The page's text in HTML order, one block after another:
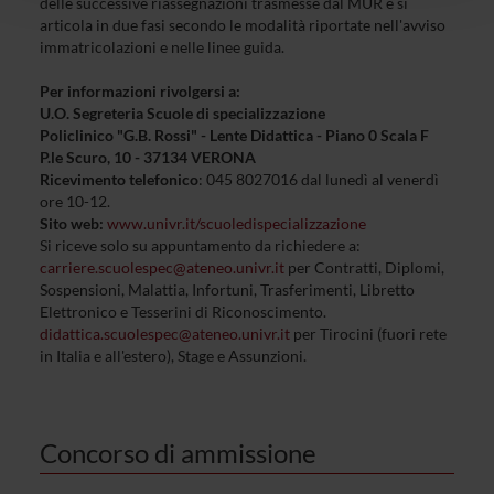
con altre informazioni che hai fornito loro o che hanno
raccolto dal tuo utilizzo dei loro servizi.
articola in due fasi secondo le modalità riportate nell'avviso
immatricolazioni e nelle linee guida.
Per informazioni rivolgersi a:
U.O. Segreteria Scuole di specializzazione
Policlinico "G.B. Rossi" - Lente Didattica - Piano 0 Scala F
P.le Scuro, 10 - 37134 VERONA
Ricevimento telefonico: 045 8027016 dal lunedì al venerdì
ore 10-12.
Sito web: www.univr.it/scuoledispecializzazione
Si riceve solo su appuntamento da richiedere a:
carriere.scuolespec@ateneo.univr.itper Contratti, Diplomi,
Sospensioni, Malattia, Infortuni, Trasferimenti, Libretto
Elettronico e Tesserini di Riconoscimento.
didattica.scuolespec@ateneo.univr.itper Tirocini (fuori rete
in Italia e all'estero), Stage e Assunzioni.
Concorso di ammissione